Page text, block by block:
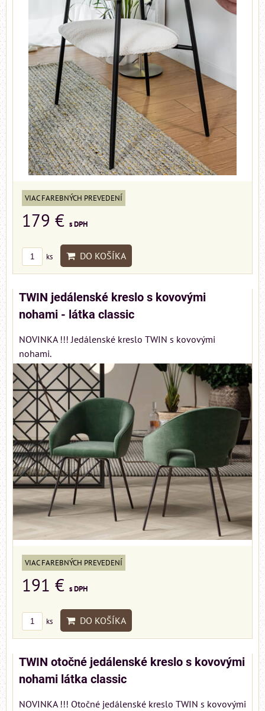
VIAC FAREBNÝCH PREVEDENÍ
179 € s DPH
ks DO KOŠÍKA
TWIN jedálenské kreslo s kovovými
nohami - látka classic
NOVINKA !!! Jedálenské kreslo TWIN s kovovými
nohami.
VIAC FAREBNÝCH PREVEDENÍ
191 € s DPH
ks DO KOŠÍKA
TWIN otočné jedálenské kreslo s kovovými
nohami látka classic
NOVINKA !!! Otočné jedálenské kreslo TWIN s kovovými